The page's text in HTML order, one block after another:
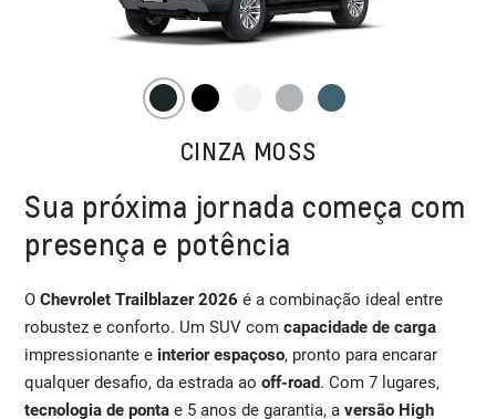
CINZA MOSS
Sua próxima jornada começa com
presença e potência
OChevrolet Trailblazer 2026 é a combinação ideal entre
robustez e conforto. Um SUV comcapacidade de carga
impressionante e interior espaçoso, pronto para encarar
qualquer desafio, da estrada aooff-road. Com 7 lugares,
tecnologia de ponta e 5 anos de garantia, aversão High